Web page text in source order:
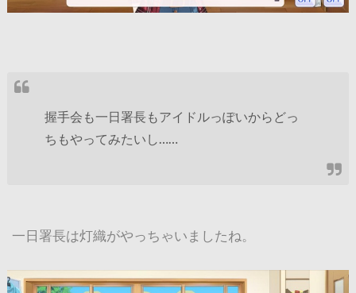
握手会も一日署長もアイドルっぽいからどっ
ちもやってみたいし……
一日署長は灯織がやっちゃいましたね。